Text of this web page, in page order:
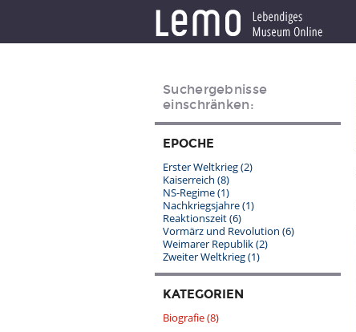
Suchergebnisse
einschränken:
EPOCHE
Erster Weltkrieg(2)
Kaiserreich (8)
NS-Regime(1)
Nachkriegsjahre(1)
Reaktionszeit(6)
Vormärz und Revolution (6)
Weimarer Republik(2)
Zweiter Weltkrieg(1)
KATEGORIEN
Biografie(8)